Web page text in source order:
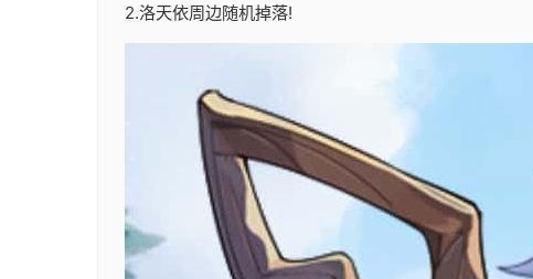
2.洛天依周边随机掉落!